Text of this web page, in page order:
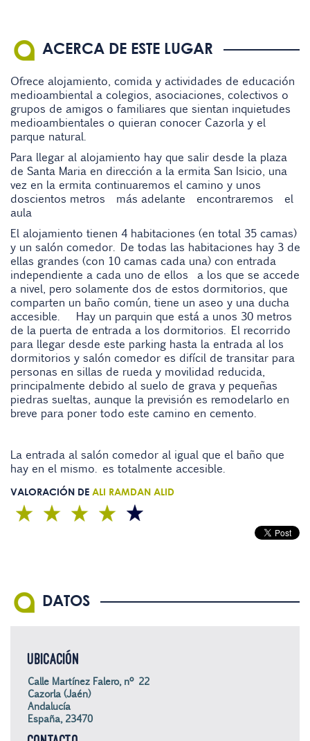
ACERCA DE ESTE LUGAR
Ofrece alojamiento, comida y actividades de educación
medioambiental a colegios, asociaciones, colectivos o
grupos de amigos o familiares que sientan inquietudes
medioambientales o quieran conocer Cazorla y el
parque natural.
Para llegar al alojamiento hay que salir desde la plaza
de Santa Maria en dirección a la ermita San Isicio, una
vez en la ermita continuaremos el camino y unos
doscientos metros más adelante encontraremos el
aula
El alojamiento tienen 4 habitaciones (en total 35 camas)
y un salón comedor. De todas las habitaciones hay 3 de
ellas grandes (con 10 camas cada una) con entrada
independiente a cada uno de ellos a los que se accede
a nivel, pero solamente dos de estos dormitorios, que
comparten un baño común, tiene un aseo y una ducha
accesible. Hay un parquin que está a unos 30 metros
de la puerta de entrada a los dormitorios. El recorrido
para llegar desde este parking hasta la entrada al los
dormitorios y salón comedor es difícil de transitar para
personas en sillas de rueda y movilidad reducida,
principalmente debido al suelo de grava y pequeñas
piedras sueltas, aunque la previsión es remodelarlo en
breve para poner todo este camino en cemento.
La entrada al salón comedor al igual que el baño que
hay en el mismo. es totalmente accesible.
VALORACIÓN DE ALI RAMDAN ALID
DATOS
UBICACIÓN
Calle Martínez Falero, nº 22
Cazorla (Jaén)
Andalucía
España, 23470